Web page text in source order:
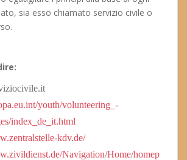
sia esso chiamato servizio civile o
youth/volunteering_-
index_de_it.html
kdv.de/
Navigation/Home/homep